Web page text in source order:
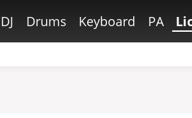
DJ Drums Keyboard PA